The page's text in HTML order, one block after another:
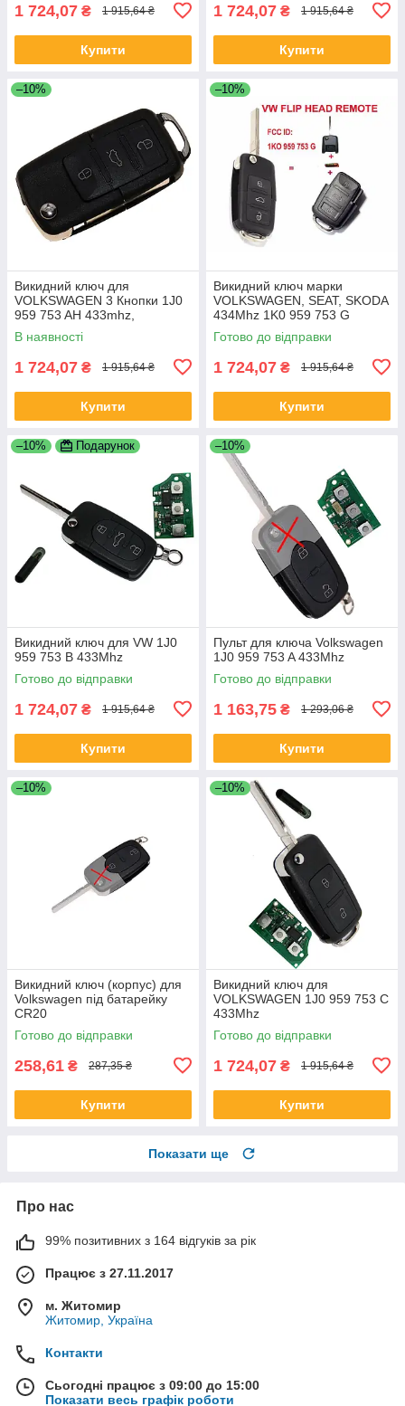
1 724,07 ₴ 1 915,64 ₴
Купити
1 724,07 ₴ 1 915,64 ₴
Купити
–10%
Викидний ключ для
VOLKSWAGEN 3 Кнопки 1J0
959 753 AH 433mhz,
В наявності
1 724,07 ₴ 1 915,64 ₴
Купити
–10%
Викидний ключ марки
VOLKSWAGEN, SEAT, SKODA
434Mhz 1K0 959 753 G
Готово до відправки
1 724,07 ₴ 1 915,64 ₴
Купити
–10% Подарунок
Викидний ключ для VW 1J0
959 753 B 433Mhz
Готово до відправки
1 724,07 ₴ 1 915,64 ₴
Купити
–10%
Пульт для ключа Volkswagen
1J0 959 753 A 433Mhz
Готово до відправки
1 163,75 ₴ 1 293,06 ₴
Купити
–10%
Викидний ключ (корпус) для
Volkswagen під батарейку
CR20
Готово до відправки
258,61 ₴ 287,35 ₴
Купити
–10%
Викидний ключ для
VOLKSWAGEN 1J0 959 753 C
433Mhz
Готово до відправки
1 724,07 ₴ 1 915,64 ₴
Купити
Показати ще
Про нас
99% позитивних з 164 відгуків за рік
Працює з 27.11.2017
м. Житомир
Житомир, Україна
Контакти
Сьогодні працює з 09:00 до 15:00
Показати весь графік роботи